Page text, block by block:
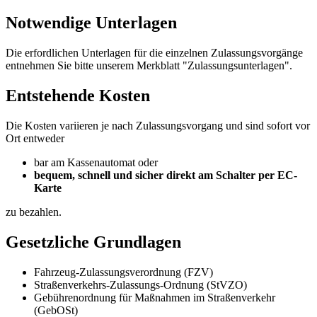
Notwendige Unterlagen
Die erfordlichen Unterlagen für die einzelnen Zulassungsvorgänge
entnehmen Sie bitte unserem Merkblatt "Zulassungsunterlagen".
Entstehende Kosten
Die Kosten variieren je nach Zulassungsvorgang und sind sofort vor
Ort entweder
bar am Kassenautomat oder
bequem, schnell und sicher direkt am Schalter per EC-
Karte
zu bezahlen.
Gesetzliche Grundlagen
Fahrzeug-Zulassungsverordnung (FZV)
Straßenverkehrs-Zulassungs-Ordnung (StVZO)
Gebührenordnung für Maßnahmen im Straßenverkehr
(GebOSt)